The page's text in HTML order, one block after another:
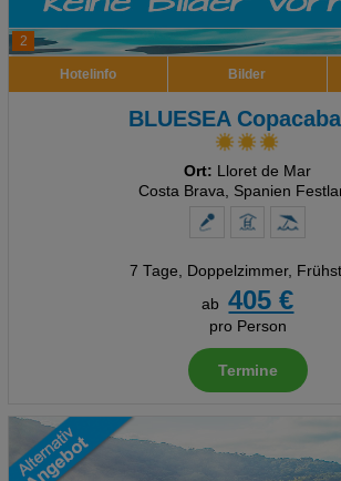
2
Hotelinfo Bilder
BLUESEA
Ort: Lloret de Mar
Costa Brava, Spanien
7 Tage, Doppelzimmer,
ab
405 €
pro Person
Termine